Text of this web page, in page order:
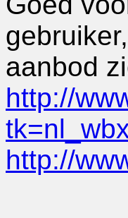
aanbod
http://
http://